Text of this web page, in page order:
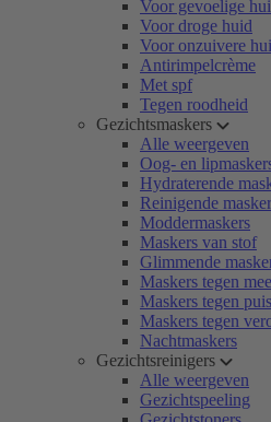
Voor gevoelige
Voor droge huid
Voor onzuivere
Antirimpelcrème
Met spf
Tegen roodheid
Gezichtsmaskers
Alle weergeven
Oog- en
Hydraterende
Reinigende
Moddermaskers
Maskers van stof
Glimmende
Maskers tegen
Maskers tegen
Maskers tegen
Nachtmaskers
Gezichtsreinigers
Alle weergeven
Gezichtspeeling